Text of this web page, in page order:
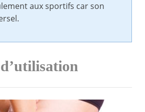
aux sportifs car son